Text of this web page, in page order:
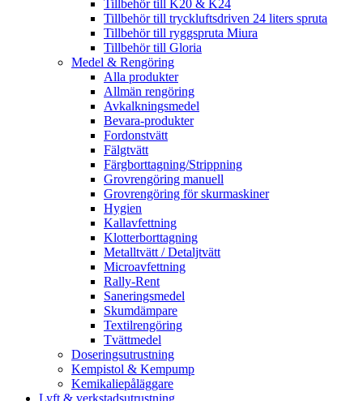
Tillbehör till K20 & K24
Tillbehör till tryckluftsdriven 24 liters spruta
Tillbehör till ryggspruta Miura
Tillbehör till Gloria
Medel & Rengöring
Alla produkter
Allmän rengöring
Avkalkningsmedel
Bevara-produkter
Fordonstvätt
Fälgtvätt
Färgborttagning/Strippning
Grovrengöring manuell
Grovrengöring för skurmaskiner
Hygien
Kallavfettning
Klotterborttagning
Metalltvätt / Detaljtvätt
Microavfettning
Rally-Rent
Saneringsmedel
Skumdämpare
Textilrengöring
Tvättmedel
Doseringsutrustning
Kempistol & Kempump
Kemikaliepåläggare
Lyft & verkstadsutrustning